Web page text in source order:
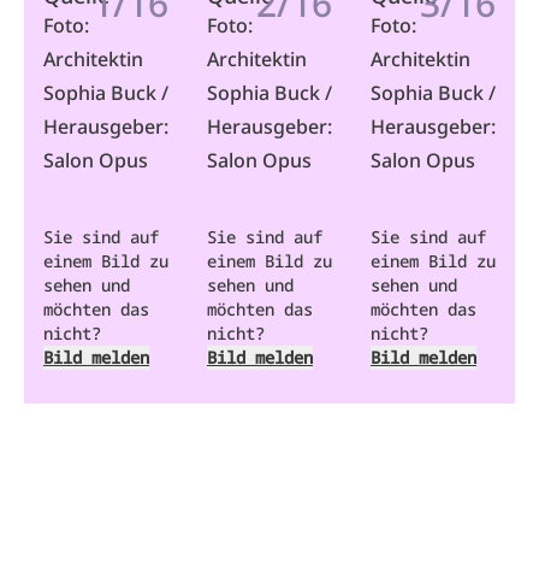
Foto:
Architektin
Sophia Buck /
Herausgeber:
Salon Opus
Sie sind auf
einem Bild zu
sehen und
möchten das
nicht?
Bild melden
Foto:
Architektin
Sophia Buck /
Herausgeber:
Salon Opus
Sie sind auf
einem Bild zu
sehen und
möchten das
nicht?
Bild melden
Foto:
Architektin
Sophia Buck /
Herausgeber:
Salon Opus
Sie sind auf
einem Bild zu
sehen und
möchten das
nicht?
Bild melden